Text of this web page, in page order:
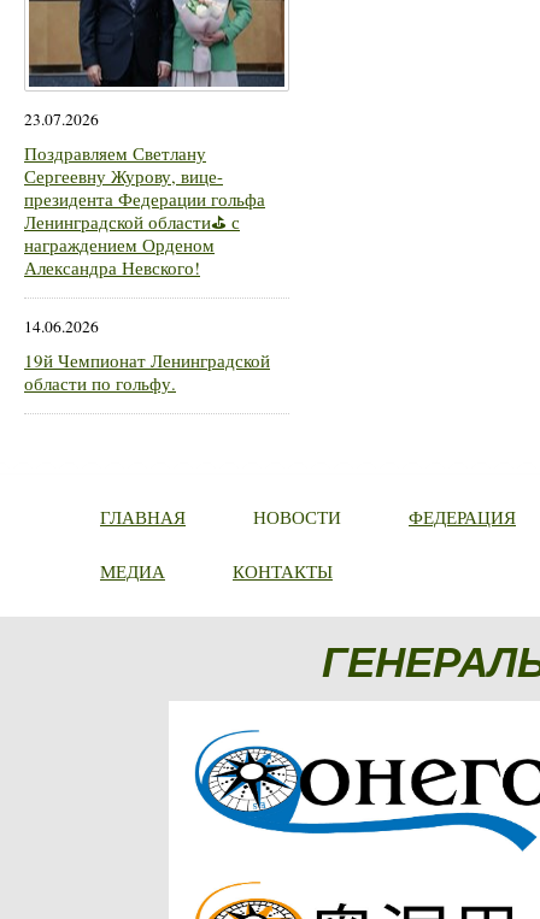
23.07.2026
Поздравляем Светлану
Сергеевну Журову, вице-
президента Федерации гольфа
Ленинградской области⛳ с
награждением Орденом
Александра Невского!
14.06.2026
19й Чемпионат Ленинградской
области по гольфу.
ГЛАВНАЯ НОВОСТИ ФЕДЕРАЦИЯ
МЕДИА КОНТАКТЫ